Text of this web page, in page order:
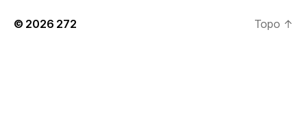
© 2026 272 Topo ↑